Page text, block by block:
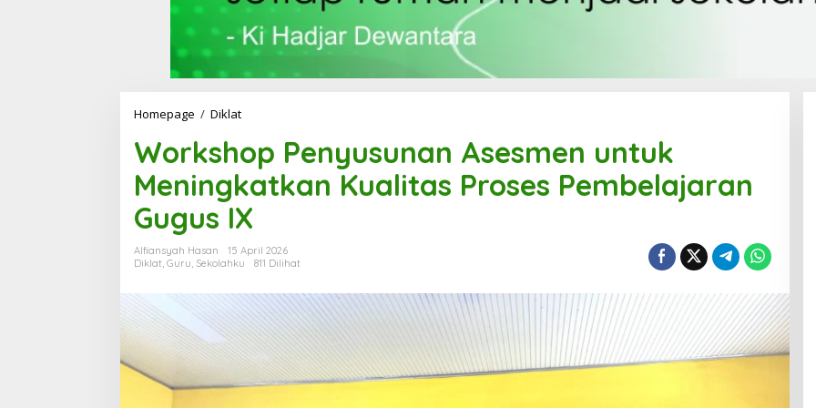
Homepage / Diklat
r
k
s
h
o
p
P
e
y
u
s
n
n
Workshop Penyusunan Asesmen untuk
Meningkatkan Kualitas Proses Pembelajaran
Gugus IX
Alfiansyah Hasan
15 April 2026
Diklat, Guru, Sekolahku 811 Dilihat